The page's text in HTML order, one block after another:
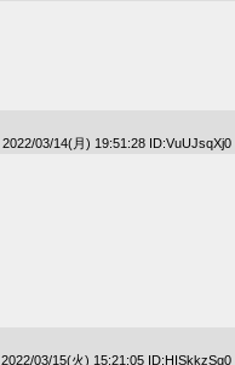
2022/03/14(月) 19:51:28 ID:VuUJsqXj0
2022/03/15(火) 15:21:05 ID:HISkkzSg0